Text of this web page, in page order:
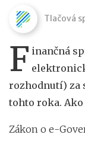
Tlačová
F inančná
rozhodnutí) za
tohto roka.
Zákon o e-